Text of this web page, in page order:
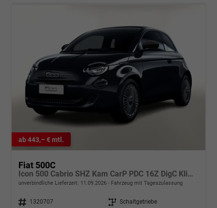
ab 443,– € mtl.
Fiat 500C
Icon 500 Cabrio SHZ Kam CarP PDC 16Z DigC Klimaa
unverbindliche Lieferzeit: 11.09.2026 Fahrzeug mit Tageszulassung
Fahrzeugnr. 1320707 Getriebe Schaltgetriebe